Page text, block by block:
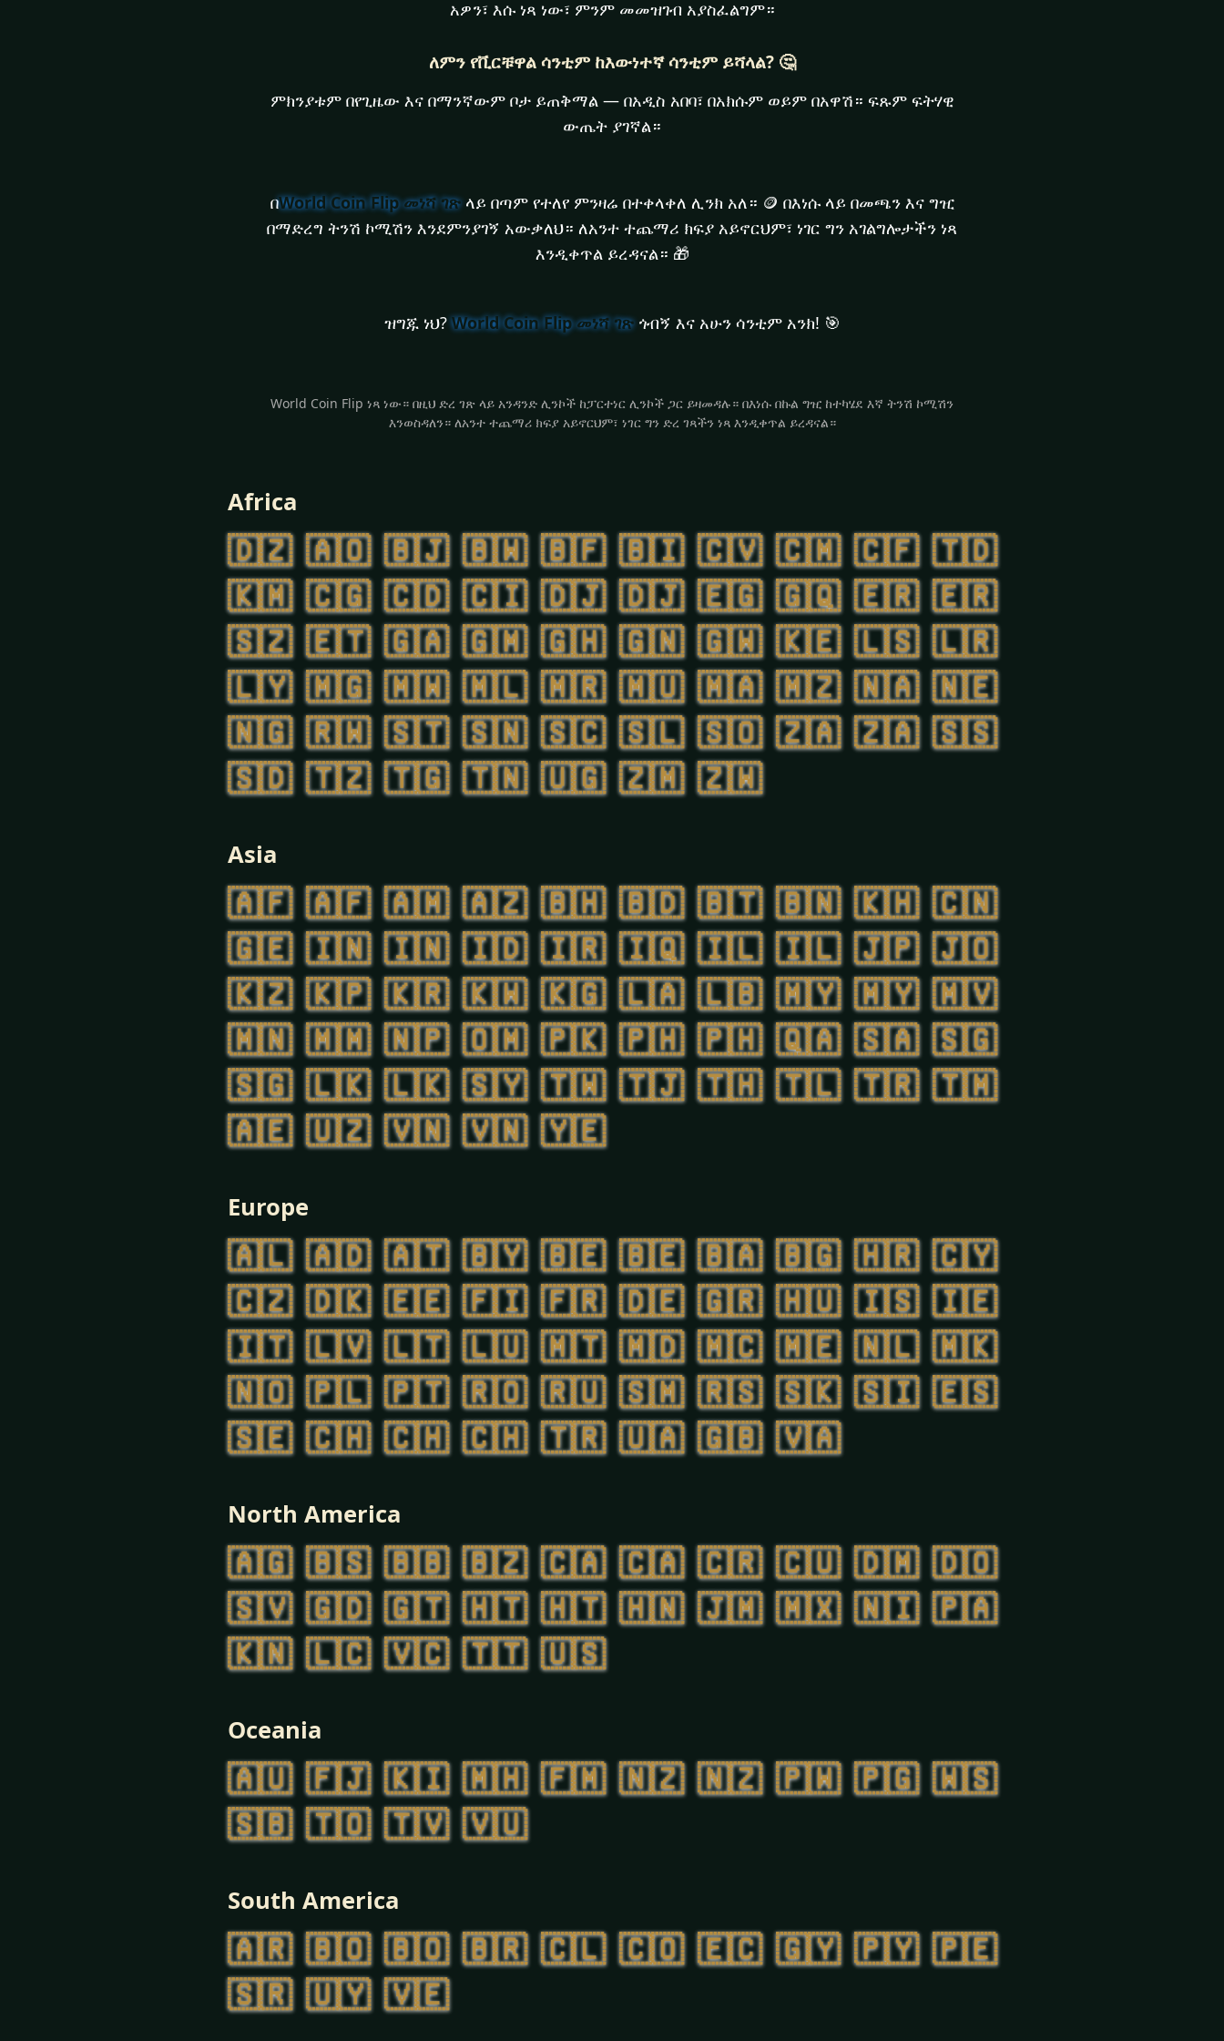
አዎን፣ እሱ ነጻ ነው፣ ምንም መመዝገብ አያስፈልግም።
ለምን የቪርቹዋል ሳንቲም ከእውነተኛ ሳንቲም ይሻላል? 🤔
ምክንያቱም በየጊዜው እና በማንኛውም ቦታ ይጠቅማል — በአዲስ አበባ፣ በአክሱም ወይም በአዋሽ። ፍጹም ፍትሃዊ
ውጤት ያገኛል።
በWorld Coin Flip መነሻ ገጽላይ በጣም የተለየ ምንዛሬ በተቀላቀለ ሊንክ አለ። 🪙 በእነሱ ላይ በመጫን እና ግዢ
በማድረግ ትንሽ ኮሚሽን እንደምንያገኝ አውቃለህ። ለአንተ ተጨማሪ ክፍያ አይኖርህም፣ ነገር ግን አገልግሎታችን ነጻ
እንዲቀጥል ይረዳናል። 🎁
ዝግጁ ነህ?World Coin Flip መነሻ ገጽጎብኝ እና አሁን ሳንቲም አንክ! 🎯
World Coin Flip ነጻ ነው። በዚህ ድረ ገጽ ላይ አንዳንድ ሊንኮች ከፓርተነር ሊንኮች ጋር ይዛመዳሉ። በእነሱ በኩል ግዢ ከተካሄደ እኛ ትንሽ ኮሚሽን
እንወስዳለን። ለአንተ ተጨማሪ ክፍያ አይኖርህም፣ ነገር ግን ድረ ገጻችን ነጻ እንዲቀጥል ይረዳናል።
Africa
🇩🇿 🇦🇴 🇧🇯 🇧🇼 🇧🇫 🇧🇮 🇨🇻 🇨🇲 🇨🇫 🇹🇩
🇰🇲 🇨🇬 🇨🇩 🇨🇮 🇩🇯 🇩🇯 🇪🇬 🇬🇶 🇪🇷 🇪🇷
🇸🇿 🇪🇹 🇬🇦 🇬🇲 🇬🇭 🇬🇳 🇬🇼 🇰🇪 🇱🇸 🇱🇷
🇱🇾 🇲🇬 🇲🇼 🇲🇱 🇲🇷 🇲🇺 🇲🇦 🇲🇿 🇳🇦 🇳🇪
🇳🇬 🇷🇼 🇸🇹 🇸🇳 🇸🇨 🇸🇱 🇸🇴 🇿🇦 🇿🇦 🇸🇸
🇸🇩 🇹🇿 🇹🇬 🇹🇳 🇺🇬 🇿🇲 🇿🇼
Asia
🇦🇫 🇦🇫 🇦🇲 🇦🇿 🇧🇭 🇧🇩 🇧🇹 🇧🇳 🇰🇭 🇨🇳
🇬🇪 🇮🇳 🇮🇳 🇮🇩 🇮🇷 🇮🇶 🇮🇱 🇮🇱 🇯🇵 🇯🇴
🇰🇿 🇰🇵 🇰🇷 🇰🇼 🇰🇬 🇱🇦 🇱🇧 🇲🇾 🇲🇾 🇲🇻
🇲🇳 🇲🇲 🇳🇵 🇴🇲 🇵🇰 🇵🇭 🇵🇭 🇶🇦 🇸🇦 🇸🇬
🇸🇬 🇱🇰 🇱🇰 🇸🇾 🇹🇼 🇹🇯 🇹🇭 🇹🇱 🇹🇷 🇹🇲
🇦🇪 🇺🇿 🇻🇳 🇻🇳 🇾🇪
Europe
🇦🇱 🇦🇩 🇦🇹 🇧🇾 🇧🇪 🇧🇪 🇧🇦 🇧🇬 🇭🇷 🇨🇾
🇨🇿 🇩🇰 🇪🇪 🇫🇮 🇫🇷 🇩🇪 🇬🇷 🇭🇺 🇮🇸 🇮🇪
🇮🇹 🇱🇻 🇱🇹 🇱🇺 🇲🇹 🇲🇩 🇲🇨 🇲🇪 🇳🇱 🇲🇰
🇳🇴 🇵🇱 🇵🇹 🇷🇴 🇷🇺 🇸🇲 🇷🇸 🇸🇰 🇸🇮 🇪🇸
🇸🇪 🇨🇭 🇨🇭 🇨🇭 🇹🇷 🇺🇦 🇬🇧 🇻🇦
North America
🇦🇬 🇧🇸 🇧🇧 🇧🇿 🇨🇦 🇨🇦 🇨🇷 🇨🇺 🇩🇲 🇩🇴
🇸🇻 🇬🇩 🇬🇹 🇭🇹 🇭🇹 🇭🇳 🇯🇲 🇲🇽 🇳🇮 🇵🇦
🇰🇳 🇱🇨 🇻🇨 🇹🇹 🇺🇸
Oceania
🇦🇺 🇫🇯 🇰🇮 🇲🇭 🇫🇲 🇳🇿 🇳🇿 🇵🇼 🇵🇬 🇼🇸
🇸🇧 🇹🇴 🇹🇻 🇻🇺
South America
🇦🇷 🇧🇴 🇧🇴 🇧🇷 🇨🇱 🇨🇴 🇪🇨 🇬🇾 🇵🇾 🇵🇪
🇸🇷 🇺🇾 🇻🇪